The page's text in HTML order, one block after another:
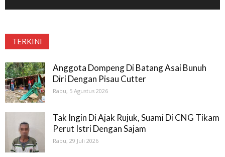
TERKINI
Anggota Dompeng Di Batang Asai Bunuh
Diri Dengan Pisau Cutter
Rabu, 5 Agustus 2026
Tak Ingin Di Ajak Rujuk, Suami Di CNG Tikam
Perut Istri Dengan Sajam
Rabu, 29 Juli 2026